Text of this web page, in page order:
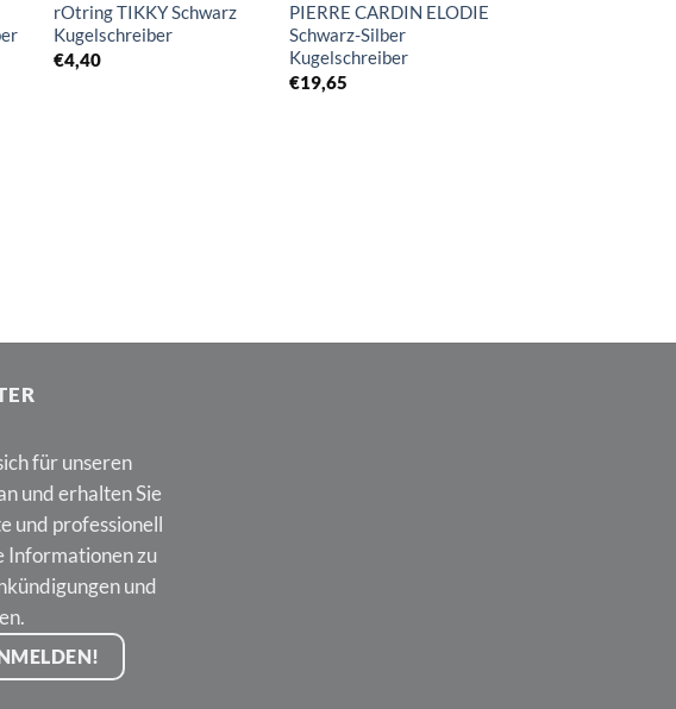
rOtring TIKKY Schwarz
Kugelschreiber
€4,40
PIERRE CARDIN ELODIE
Schwarz-Silber
Kugelschreiber
€19,65
für unseren
und erhalten Sie
und professionell
Informationen zu
und